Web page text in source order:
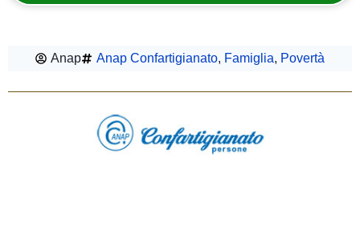
Anap Anap Confartigianato, Famiglia, Povertà